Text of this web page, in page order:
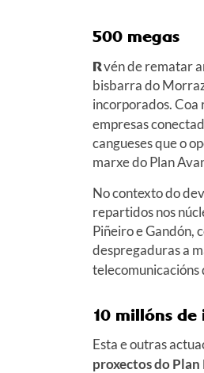
500 megas
Rvén de rematar
bisbarra do
incorporados. Coa
empresas
cangueses que o
marxe do Plan
No contexto do
repartidos nos
Piñeiro e Gandón,
despregaduras a
telecomunicacións
10 millóns
Esta e outras
proxectos do Plan